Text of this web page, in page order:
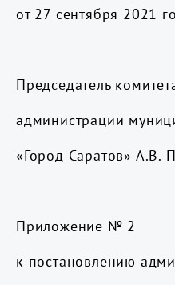
от 27 сентября 2021
Председатель
администрации
«Город Саратов» А.В.
Приложение № 2
к постановлению